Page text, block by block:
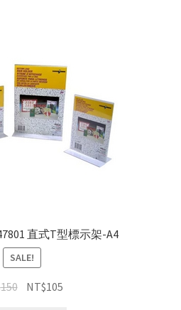
直式T型標示架-A4
SALE!
150 NT$105